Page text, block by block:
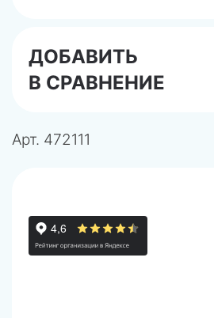
ДОБАВИТЬ
В СРАВНЕНИЕ
Арт. 472111